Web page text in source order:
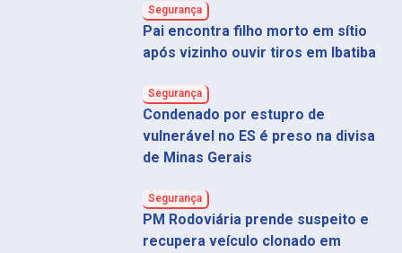
Segurança
Pai encontra filho morto em sítio
após vizinho ouvir tiros em Ibatiba
Segurança
Condenado por estupro de
vulnerável no ES é preso na divisa
de Minas Gerais
Segurança
PM Rodoviária prende suspeito e
recupera veículo clonado em